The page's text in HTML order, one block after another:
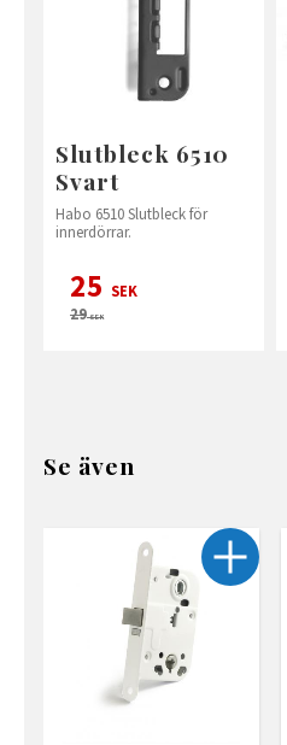
Slutbleck 6510
Svart
Habo 6510 Slutbleck för
innerdörrar.
25 SEK
29SEK
Se även